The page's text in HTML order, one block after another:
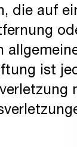
die auf
ist